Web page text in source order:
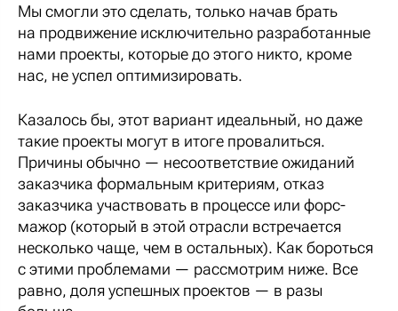
Мы смогли это сделать, только начав брать
на продвижение исключительно разработанные
нами проекты, которые до этого никто, кроме
нас, не успел оптимизировать.
Казалось бы, этот вариант идеальный, но даже
такие проекты могут в итоге провалиться.
Причины обычно — несоответствие ожиданий
заказчика формальным критериям, отказ
заказчика участвовать в процессе или форс-
мажор (который в этой отрасли встречается
несколько чаще, чем в остальных). Как бороться
с этими проблемами — рассмотрим ниже. Все
равно, доля успешных проектов — в разы